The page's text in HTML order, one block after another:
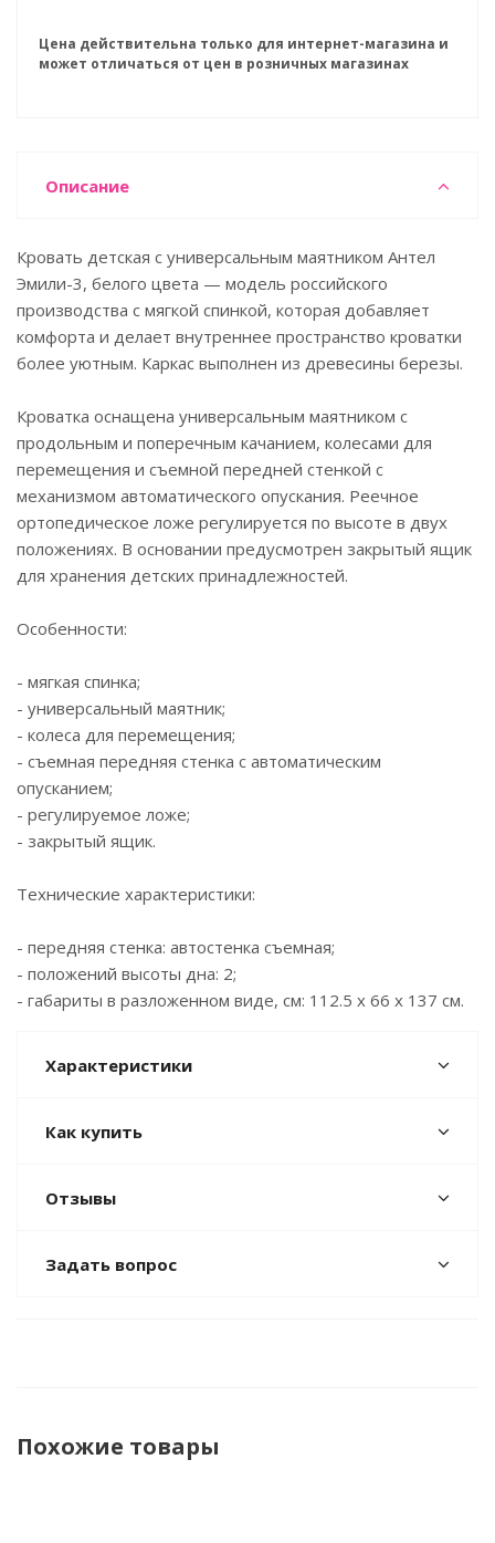
Цена действительна только для интернет-магазина и
может отличаться от цен в розничных магазинах
Описание
Кровать детская с универсальным маятником Антел
Эмили-3, белого цвета — модель российского
производства с мягкой спинкой, которая добавляет
комфорта и делает внутреннее пространство кроватки
более уютным. Каркас выполнен из древесины березы.
Кроватка оснащена универсальным маятником с
продольным и поперечным качанием, колесами для
перемещения и съемной передней стенкой с
механизмом автоматического опускания. Реечное
ортопедическое ложе регулируется по высоте в двух
положениях. В основании предусмотрен закрытый ящик
для хранения детских принадлежностей.
Особенности:
- мягкая спинка;
- универсальный маятник;
- колеса для перемещения;
- съемная передняя стенка с автоматическим
опусканием;
- регулируемое ложе;
- закрытый ящик.
Технические характеристики:
- передняя стенка: автостенка съемная;
- положений высоты дна: 2;
- габариты в разложенном виде, см: 112.5 x 66 x 137 см.
Характеристики
Как купить
Отзывы
Задать вопрос
Похожие товары